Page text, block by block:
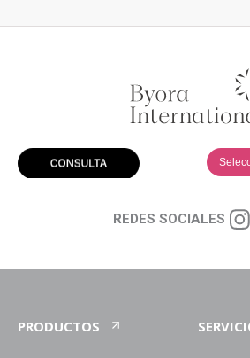
REDES SOCIALES
PRODUCTOS